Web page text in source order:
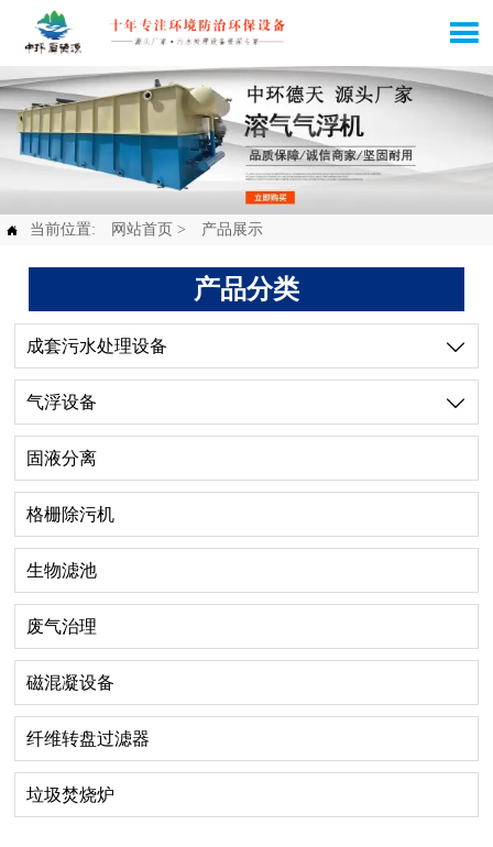

 当前位置: 网站首页 > 产品展示
产品分类
成套污水处理设备 
气浮设备 
固液分离
格栅除污机
生物滤池
废气治理
磁混凝设备
纤维转盘过滤器
垃圾焚烧炉